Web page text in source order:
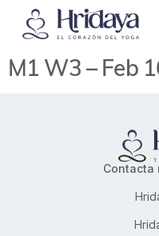
M1 W3 – Feb
Contacta